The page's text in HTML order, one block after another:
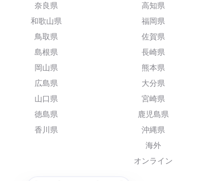
奈良県
和歌山県
鳥取県
島根県
岡山県
広島県
山口県
徳島県
香川県
高知県
福岡県
佐賀県
長崎県
熊本県
大分県
宮崎県
鹿児島県
沖縄県
海外
オンライン